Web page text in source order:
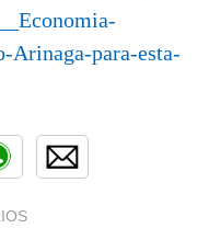
Arinaga-para-esta-